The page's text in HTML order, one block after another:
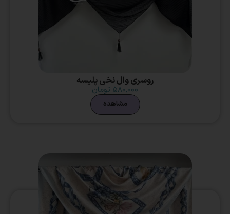
روسری وال نخی پلیسه
۵۸۰,۰۰۰ تومان
مشاهده